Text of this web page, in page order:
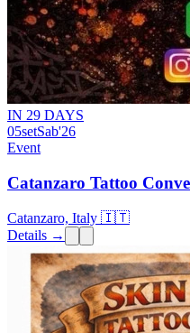
IN 29 DAYS
05setSab'26
Event
Catanzaro Tattoo
Catanzaro, Italy 🇮🇹
Details →